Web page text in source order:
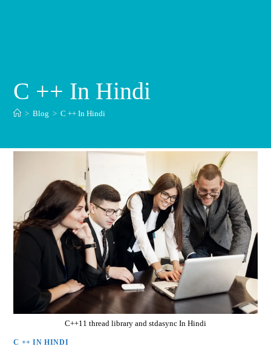
C ++ In Hindi
> Blog > C ++ In Hindi
C++11 thread library and stdasync In Hindi
C ++ IN HINDI